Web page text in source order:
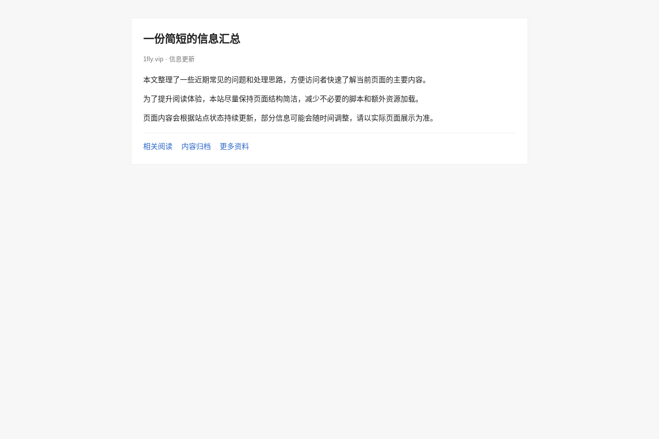
一份简短的信息汇总
1fly.vip · 信息更新
本文整理了一些近期常见的问题和处理思路，方便访问者快速了解当前页面的主要内容。
为了提升阅读体验，本站尽量保持页面结构简洁，减少不必要的脚本和额外资源加载。
页面内容会根据站点状态持续更新，部分信息可能会随时间调整，请以实际页面展示为准。
相关阅读 内容归档 更多资料